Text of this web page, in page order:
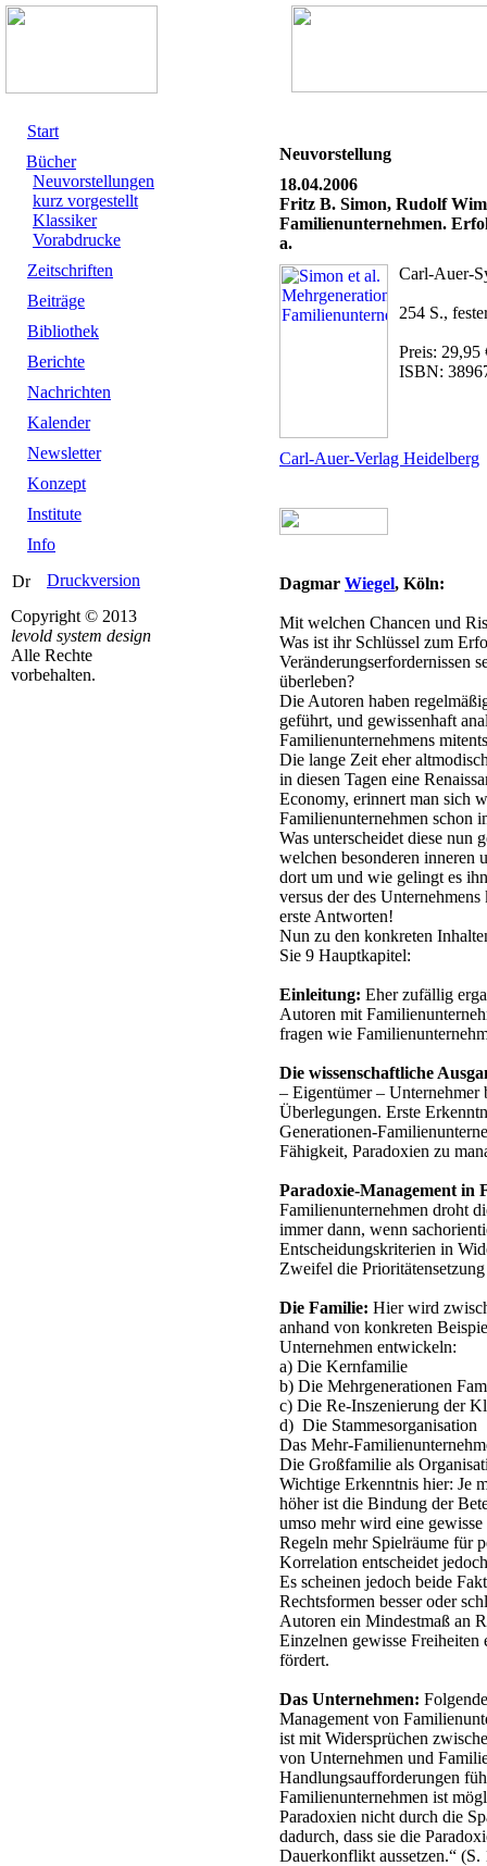
Start
Bücher
Neuvorstellungen
kurz vorgestellt
Klassiker
Vorabdrucke
Zeitschriften
Beiträge
Bibliothek
Berichte
Nachrichten
Kalender
Newsletter
Konzept
Institute
Info
Druckversion
Copyright © 2013
levold system design
Alle Rechte
vorbehalten.
Neuvorstellung
18.04.2006
Fritz B. Simon, Rudolf
Familienunternehmen.
a.
Carl-Auer-
254 S.,
Preis: 29,95
ISBN:
Carl-Auer-Verlag Heidelberg
Dagmar Wiegel, Köln:
Mit welchen Chancen und
Was ist ihr Schlüssel zum
Veränderungserfordernissen
überleben?
Die Autoren haben
geführt, und gewissenhaft
Familienunternehmens
Die lange Zeit eher
in diesen Tagen eine
Economy, erinnert man sich
Familienunternehmen schon
Was unterscheidet diese nun
welchen besonderen inneren
dort um und wie gelingt es
versus der des
erste Antworten!
Nun zu den konkreten
Sie 9 Hauptkapitel:
Einleitung: Eher zufällig
Autoren mit
fragen wie
Die wissenschaftliche
– Eigentümer –
Überlegungen. Erste
Generationen-
Fähigkeit, Paradoxien zu
Paradoxie-Management in
Familienunternehmen droht
immer dann, wenn
Entscheidungskriterien in
Zweifel die
Die Familie: Hier wird
anhand von konkreten
Unternehmen entwickeln:
a) Die Kernfamilie
b) Die Mehrgenerationen
c) Die Re-Inszenierung der
d) Die Stammesorganisation
Das Mehr-
Die Großfamilie als
Wichtige Erkenntnis hier: Je
höher ist die Bindung der
umso mehr wird eine
Regeln mehr Spielräume für
Korrelation entscheidet
Es scheinen jedoch beide
Rechtsformen besser oder
Autoren ein Mindestmaß an
Einzelnen gewisse
fördert.
Das Unternehmen:
Management von
ist mit Widersprüchen
von Unternehmen und
Handlungsaufforderungen
Familienunternehmen ist
Paradoxien nicht durch die
dadurch, dass sie die
Dauerkonflikt aussetzen.“ (S.